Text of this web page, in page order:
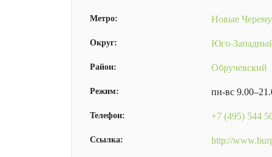
Метро: Новые
Округ: Юго-
Район: Обручевский
Режим: пн-вс
Телефон: +7 (495) 544
Ссылка: http://